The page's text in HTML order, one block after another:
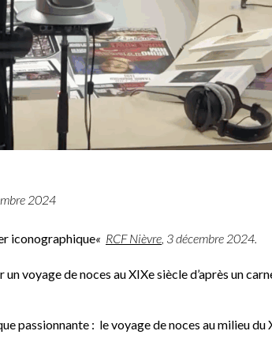
2024
iconographique« RCF Nièvre, 3 décembre 2024.
voyage de noces au XIXe siècle d’après un
passionnante : le voyage de noces au milieu du